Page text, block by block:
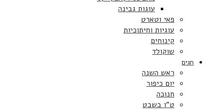
עוגות גבינה
פאי וטארט
עוגיות וחיתוכיות
קינוחים
שוקולד
חגים
ראש השנה
יום כיפור
חנוכה
ט”ו בשבט